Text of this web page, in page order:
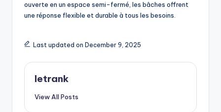
ouverte en un espace semi-fermé, les bâches offrent
une réponse flexible et durable à tous les besoins.
Last updated on December 9, 2025
letrank
View All Posts